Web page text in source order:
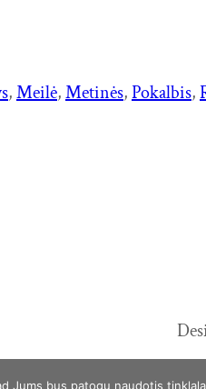
, Meilė, Metinės, Pokalbis,
Jums bus patogu naudotis